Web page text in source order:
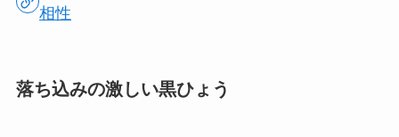
相性
落ち込みの激しい黒ひょう